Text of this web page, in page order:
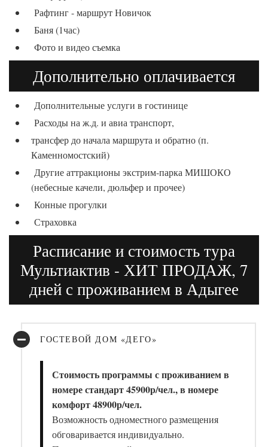
Рафтинг - маршрут Новичок
Баня (1час)
Фото и видео съемка
Дополнительно оплачивается
Дополнительные услуги в гостинице
Расходы на ж.д. и авиа транспорт,
трансфер до начала маршрута и обратно (п.
Каменномостский)
Другие аттракционы экстрим-парка МИШОКО
(небесные качели, дюльфер и прочее)
Конные прогулки
Страховка
Расписание и стоимость тура
Мультиактив - ХИТ ПРОДАЖ, 7
дней с проживанием в Адыгее
ГОСТЕВОЙ ДОМ «ДЕГО»
Стоимость программы с проживанием в
номере стандарт 45900р/чел., в номере
комфорт 48900р/чел.
Возможность одноместного размещения
обговаривается индивидуально.